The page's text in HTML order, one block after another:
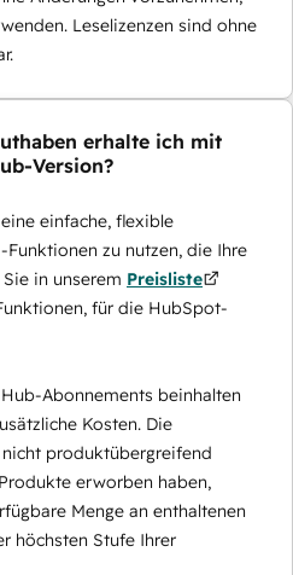
Leselizenzen sind ohne
erhalte ich mit
Version?
einfache, flexible
zu nutzen, die Ihre
in unserem Preisliste
für die HubSpot-
Abonnements beinhalten
Kosten. Die
produktübergreifend
erworben haben,
Menge an enthaltenen
höchsten Stufe Ihrer